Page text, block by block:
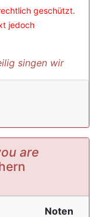
geschützt.
jedoch
singen wir
are
Noten